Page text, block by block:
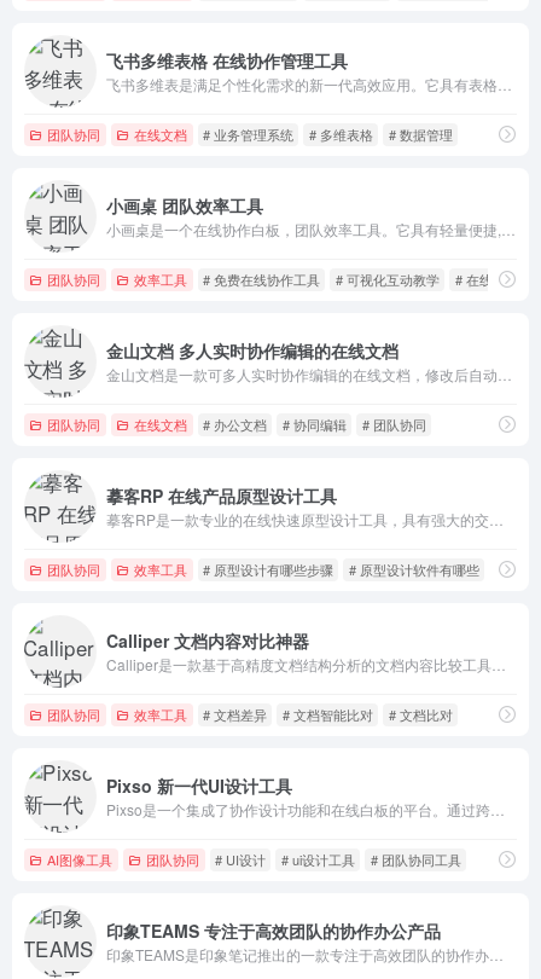
飞书多维表格 在线协作管理工具
团队协同 在线文档 # 业务管理系统 # 多维表格 # 数据管理
小画桌 团队效率工具
团队协同 效率工具 # 免费在线协作工具 # 可视化互动教学 # 在线协作白
金山文档 多人实时协作编辑的在线文档
团队协同 在线文档 # 办公文档 # 协同编辑 # 团队协同
摹客RP 在线产品原型设计工具
团队协同 效率工具 # 原型设计有哪些步骤 # 原型设计软件有哪些 # 团队
Calliper 文档内容对比神器
团队协同 效率工具 # 文档差异 # 文档智能比对 # 文档比对
Pixso 新一代UI设计工具
AI图像工具 团队协同 # UI设计 # ui设计工具 # 团队协同工具
印象TEAMS 专注于高效团队的协作办公产品